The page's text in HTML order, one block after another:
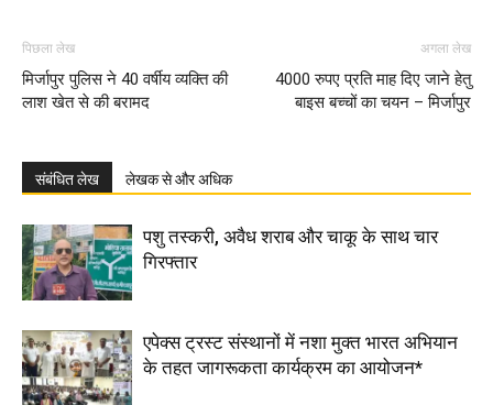
पिछला लेख
मिर्जापुर पुलिस ने 40 वर्षीय व्यक्ति की
लाश खेत से की बरामद
अगला लेख
4000 रुपए प्रति माह दिए जाने हेतु
बाइस बच्चों का चयन – मिर्जापुर
संबंधित लेख लेखक से और अधिक
पशु तस्करी, अवैध शराब और चाकू के साथ चार
गिरफ्तार
एपेक्स ट्रस्ट संस्थानों में नशा मुक्त भारत अभियान
के तहत जागरूकता कार्यक्रम का आयोजन*